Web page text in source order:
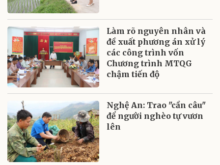
Làm rõ nguyên nhân và
đề xuất phương án xử lý
các công trình vốn
Chương trình MTQG
chậm tiến độ
Nghệ An: Trao "cần câu"
để người nghèo tự vươn
lên